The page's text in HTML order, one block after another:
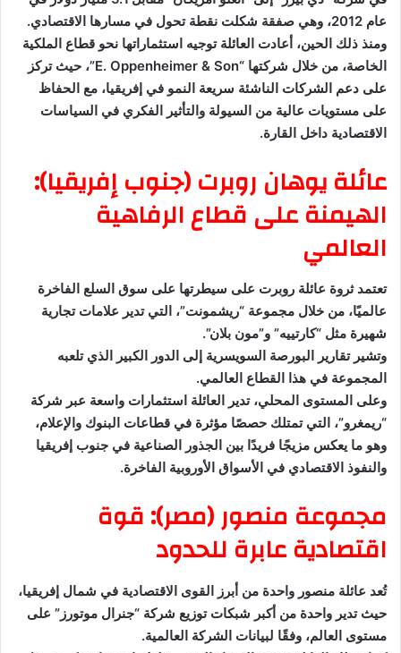
عام 2012، وهي صفقة شكلت نقطة تحول في مسارها الاقتصادي.
ومنذ ذلك الحين، أعادت العائلة توجيه استثماراتها نحو قطاع الملكية
الخاصة، من خلال شركتها “E. Oppenheimer & Son”، حيث تركز
على دعم الشركات الناشئة سريعة النمو في إفريقيا، مع الحفاظ
على مستويات عالية من السيولة والتأثير الفكري في السياسات
الاقتصادية داخل القارة.
عائلة يوهان روبرت (جنوب إفريقيا):
الهيمنة على قطاع الرفاهية
العالمي
تعتمد ثروة عائلة روبرت على سيطرتها على سوق السلع الفاخرة
عالميًا، من خلال مجموعة “ريشمونت”، التي تدير علامات تجارية
شهيرة مثل “كارتييه” و”مون بلان”.
وتشير تقارير البورصة السويسرية إلى الدور الكبير الذي تلعبه
المجموعة في هذا القطاع العالمي.
وعلى المستوى المحلي، تدير العائلة استثمارات واسعة عبر شركة
“ريمغرو”، التي تمتلك حصصًا مؤثرة في قطاعات البنوك والإعلام،
وهو ما يعكس مزيجًا فريدًا بين الجذور الصناعية في جنوب إفريقيا
والنفوذ الاقتصادي في الأسواق الأوروبية الفاخرة.
مجموعة منصور (مصر): قوة
اقتصادية عابرة للحدود
تُعد عائلة منصور واحدة من أبرز القوى الاقتصادية في شمال إفريقيا،
حيث تدير واحدة من أكبر شبكات توزيع شركة “جنرال موتورز” على
مستوى العالم، وفقًا لبيانات الشركة العالمية.